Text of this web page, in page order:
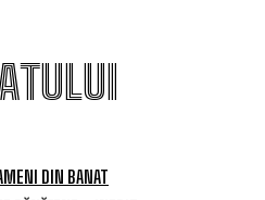
DIN BANAT